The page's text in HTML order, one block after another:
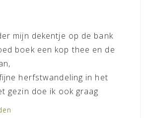
mijn dekentje op de bank
boek een kop thee en de
herfstwandeling in het
gezin doe ik ook graag